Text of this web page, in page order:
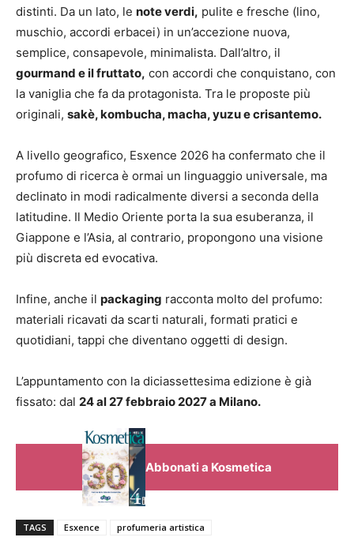
distinti. Da un lato, le note verdi, pulite e fresche (lino,
muschio, accordi erbacei) in un’accezione nuova,
semplice, consapevole, minimalista. Dall’altro, il
gourmand e il fruttato, con accordi che conquistano, con
la vaniglia che fa da protagonista. Tra le proposte più
originali, sakè, kombucha, macha, yuzu e crisantemo.
A livello geografico, Esxence 2026 ha confermato che il
profumo di ricerca è ormai un linguaggio universale, ma
declinato in modi radicalmente diversi a seconda della
latitudine. Il Medio Oriente porta la sua esuberanza, il
Giappone e l’Asia, al contrario, propongono una visione
più discreta ed evocativa.
Infine, anche il packaging racconta molto del profumo:
materiali ricavati da scarti naturali, formati pratici e
quotidiani, tappi che diventano oggetti di design.
L’appuntamento con la diciassettesima edizione è già
fissato: dal 24 al 27 febbraio 2027 a Milano.
Abbonati a Kosmetica
TAGS Esxence profumeria artistica